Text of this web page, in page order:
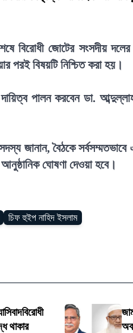
বিরোধী জোটের সংসদীয়
পরই বিষয়টি নিশ্চিত করা হয়।
পালন করবেন ডা.
জানান, বৈঠকে
ঘোষণা দেওয়া হবে।
চিফ হুইপ নাহিদ ইসলাম
থাকার